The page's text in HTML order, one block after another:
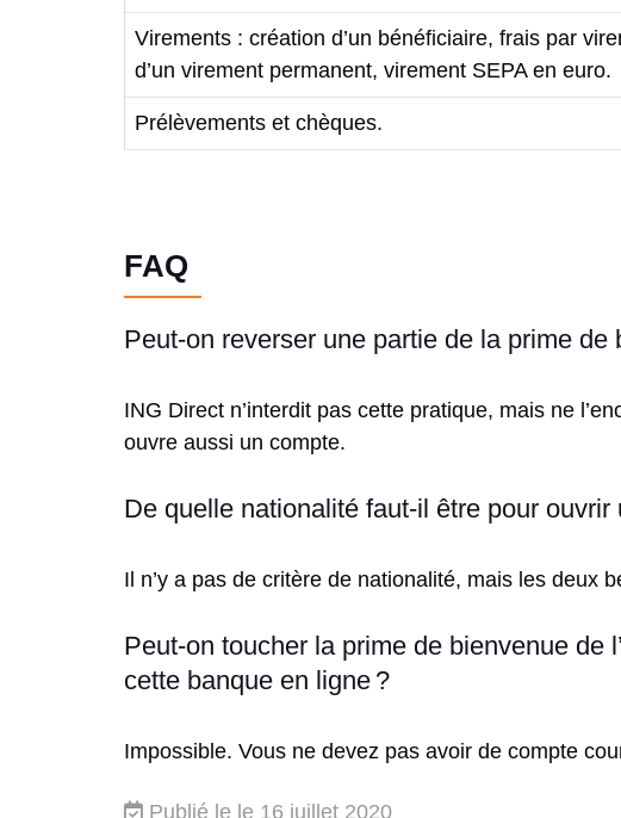
Virements : création d’un bénéficiaire, frais par
d’un virement permanent, virement SEPA en euro.
Prélèvements et chèques.
FAQ
Peut-on reverser une partie de la prime de
ING Direct n’interdit pas cette pratique, mais ne
ouvre aussi un compte.
De quelle nationalité faut-il être pour ouvrir
Il n’y a pas de critère de nationalité, mais les deux
Peut-on toucher la prime de bienvenue de
cette banque en ligne ?
Impossible. Vous ne devez pas avoir de compte
Publié le le 16 juillet 2020